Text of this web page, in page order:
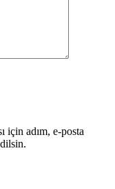
için adım, e-posta